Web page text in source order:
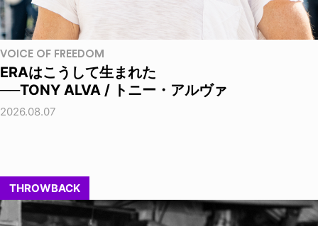
VOICE OF FREEDOM
ERAはこうして生まれた
──TONY ALVA / トニー・アルヴァ
2026.08.07
THROWBACK